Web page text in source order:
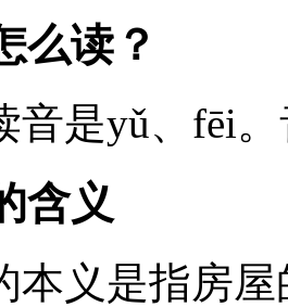
么读？
音是yǔ、fēi
含义
本义是指房